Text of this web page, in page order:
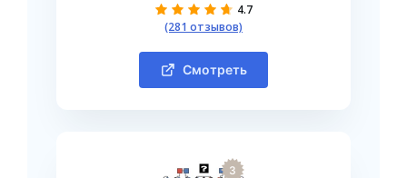
4.7
(281 отзывов)
Смотреть
3